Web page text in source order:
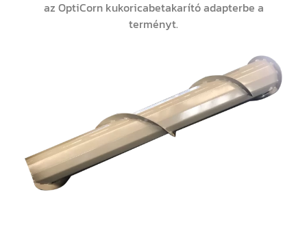
az OptiCorn kukoricabetakarító adapterbe a
terményt.